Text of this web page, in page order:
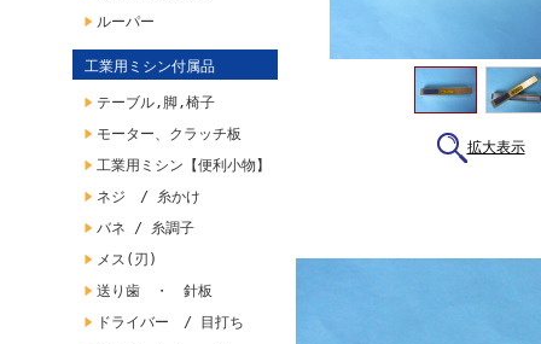
ルーパー
工業用ミシン付属品
テーブル,脚,椅子
モーター、クラッチ板
工業用ミシン【便利小物】
ネジ / 糸かけ
バネ / 糸調子
メス(刃)
送り歯 ・ 針板
ドライバー / 目打ち
拡大表示